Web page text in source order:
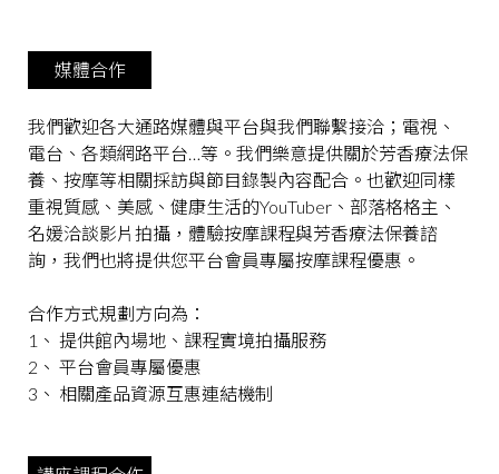
媒體合作
我們歡迎各大通路媒體與平台與我們聯繫接洽；電視、
電台、各類網路平台…等。我們樂意提供關於芳香療法保
養、按摩等相關採訪與節目錄製內容配合。也歡迎同樣
重視質感、美感、健康生活的YouTuber、部落格格主、
名媛洽談影片拍攝，體驗按摩課程與芳香療法保養諮
詢，我們也將提供您平台會員專屬按摩課程優惠。
合作方式規劃方向為：
1、 提供館內場地、課程實境拍攝服務
2、 平台會員專屬優惠
3、 相關產品資源互惠連結機制